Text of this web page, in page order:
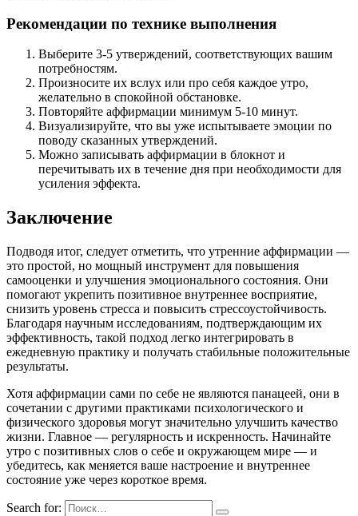
Рекомендации по технике выполнения
Выберите 3-5 утверждений, соответствующих вашим
потребностям.
Произносите их вслух или про себя каждое утро,
желательно в спокойной обстановке.
Повторяйте аффирмации минимум 5-10 минут.
Визуализируйте, что вы уже испытываете эмоции по
поводу сказанных утверждений.
Можно записывать аффирмации в блокнот и
перечитывать их в течение дня при необходимости для
усиления эффекта.
Заключение
Подводя итог, следует отметить, что утренние аффирмации —
это простой, но мощный инструмент для повышения
самооценки и улучшения эмоционального состояния. Они
помогают укрепить позитивное внутреннее восприятие,
снизить уровень стресса и повысить стрессоустойчивость.
Благодаря научным исследованиям, подтверждающим их
эффективность, такой подход легко интегрировать в
ежедневную практику и получать стабильные положительные
результаты.
Хотя аффирмации сами по себе не являются панацеей, они в
сочетании с другими практиками психологического и
физического здоровья могут значительно улучшить качество
жизни. Главное — регулярность и искренность. Начинайте
утро с позитивных слов о себе и окружающем мире — и
убедитесь, как меняется ваше настроение и внутреннее
состояние уже через короткое время.
Search for: